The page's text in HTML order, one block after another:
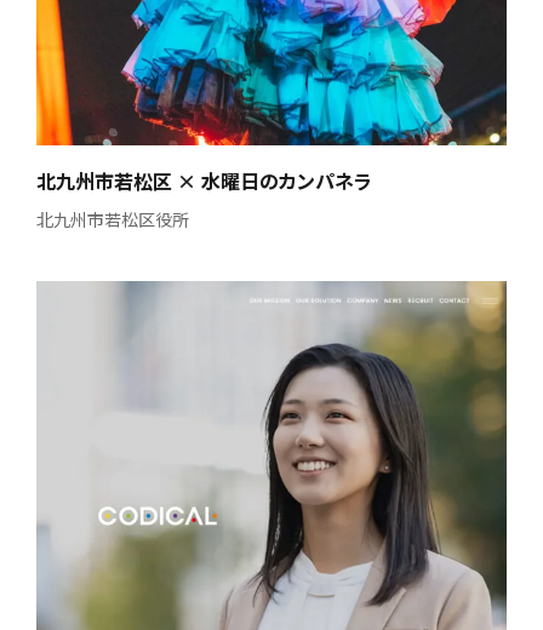
北九州市若松区 × 水曜日のカンパネラ
北九州市若松区役所